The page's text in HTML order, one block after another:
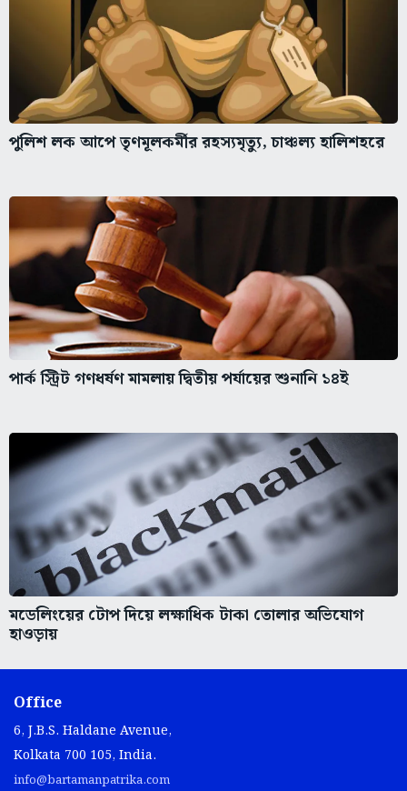
পুলিশ লক আপে তৃণমূলকর্মীর রহস্যমৃত্যু, চাঞ্চল্য হালিশহরে
পার্ক স্ট্রিট গণধর্ষণ মামলায় দ্বিতীয় পর্যায়ের শুনানি ১৪ই
মডেলিংয়ের টোপ দিয়ে লক্ষাধিক টাকা তোলার অভিযোগ
হাওড়ায়
Office
6, J.B.S. Haldane Avenue,
Kolkata 700 105, India.
info@bartamanpatrika.com